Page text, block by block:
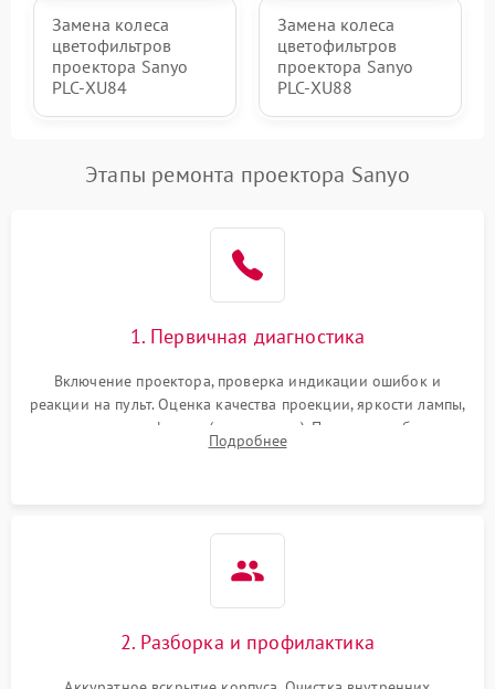
Замена колеса
цветофильтров
проектора Sanyo
PLC-XU84
Замена колеса
цветофильтров
проектора Sanyo
PLC-XU88
Этапы ремонта проектора Sanyo
1. Первичная диагностика
Включение проектора, проверка индикации ошибок и
реакции на пульт. Оценка качества проекции, яркости лампы,
наличия артефактов (точки, пятна). Проверка работы
системы охлаждения по уровню шума вентиляторов.
Подробнее
2. Разборка и профилактика